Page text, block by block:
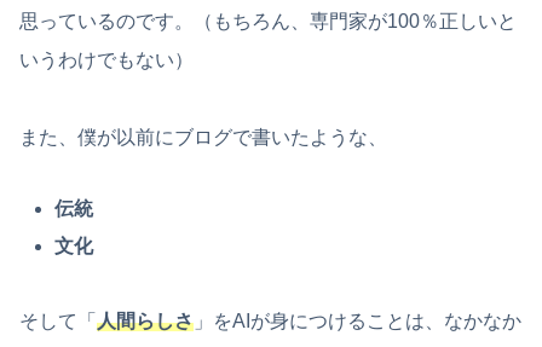
思っているのです。（もちろん、専門家が100％正しいと
いうわけでもない）
また、僕が以前にブログで書いたような、
伝統
文化
そして「 人間らしさ 」をAIが身につけることは、なかなか